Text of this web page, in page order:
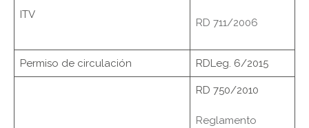
ITV
RD 711/2006
Permiso de circulación RDLeg. 6/2015
RD 750/2010
Reglamento